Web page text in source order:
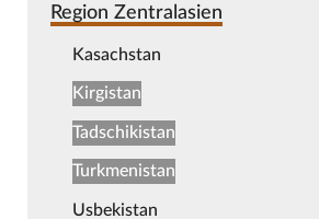
Region Zentralasien
Kasachstan
Kirgistan
Tadschikistan
Turkmenistan
Usbekistan